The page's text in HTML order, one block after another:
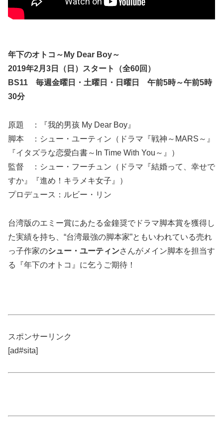
年下のオトコ～My Dear Boy～
2019年2月3日（日）スタート（全60回）
BS11 毎週金曜日・土曜日・日曜日 午前5時～午前5時
30分
原題 ：『我的男孩 My Dear Boy』
脚本 ：シュー・ユーティン（ドラマ『戦神～MARS～』
『イタズラな恋愛白書～In Time With You～』）
監督 ：シュー・フーチュン（ドラマ『結婚って、幸せで
すか』『進め！キラメキ女子』）
プロデュース：ルビー・リン
台湾版のエミー賞にあたる金鐘奨でドラマ脚本賞を獲得し
た実績を持ち、“台湾最強の脚本家”ともいわれている売れ
っ子作家のシュー・ユーティンさんがメイン脚本を担当す
る『年下のオトコ』に乞うご期待！
スポンサーリンク
[ad#sita]